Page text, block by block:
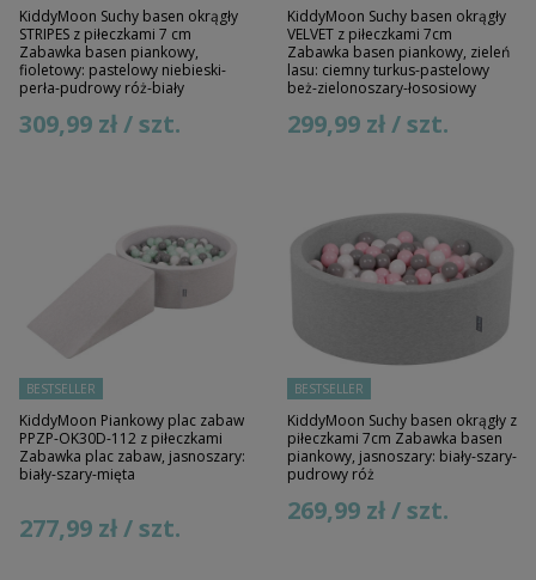
KiddyMoon Suchy basen okrągły
STRIPES z piłeczkami 7 cm
Zabawka basen piankowy,
fioletowy: pastelowy niebieski-
perła-pudrowy róż-biały
309,99 zł / szt.
KiddyMoon Suchy basen okrągły
VELVET z piłeczkami 7cm
Zabawka basen piankowy, zieleń
lasu: ciemny turkus-pastelowy
beż-zielonoszary-łososiowy
299,99 zł / szt.
BESTSELLER
KiddyMoon Piankowy plac zabaw
PPZP-OK30D-112 z piłeczkami
Zabawka plac zabaw, jasnoszary:
biały-szary-mięta
277,99 zł / szt.
BESTSELLER
KiddyMoon Suchy basen okrągły z
piłeczkami 7cm Zabawka basen
piankowy, jasnoszary: biały-szary-
pudrowy róż
269,99 zł / szt.